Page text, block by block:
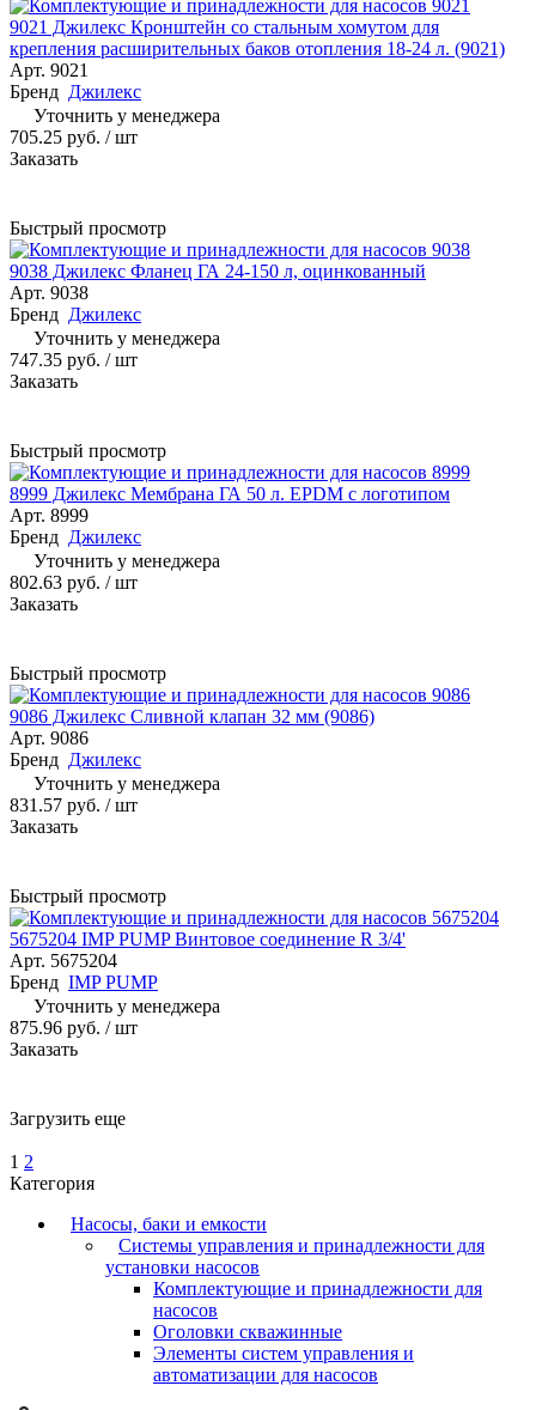
9021 Джилекс Кронштейн со стальным хомутом для
крепления расширительных баков отопления 18-24 л. (9021)
Арт. 9021
Бренд Джилекс
Уточнить у менеджера
705.25 руб. / шт
Заказать
Быстрый просмотр
9038 Джилекс Фланец ГА 24-150 л, оцинкованный
Арт. 9038
Бренд Джилекс
Уточнить у менеджера
747.35 руб. / шт
Заказать
Быстрый просмотр
8999 Джилекс Мембрана ГА 50 л. EPDM с логотипом
Арт. 8999
Бренд Джилекс
Уточнить у менеджера
802.63 руб. / шт
Заказать
Быстрый просмотр
9086 Джилекс Сливной клапан 32 мм (9086)
Арт. 9086
Бренд Джилекс
Уточнить у менеджера
831.57 руб. / шт
Заказать
Быстрый просмотр
5675204 IMP PUMP Винтовое соединение R 3/4'
Арт. 5675204
Бренд IMP PUMP
Уточнить у менеджера
875.96 руб. / шт
Заказать
Загрузить еще
1 2
Категория
Насосы, баки и емкости
Системы управления и принадлежности для
установки насосов
Комплектующие и принадлежности для
насосов
Оголовки скважинные
Элементы систем управления и
автоматизации для насосов